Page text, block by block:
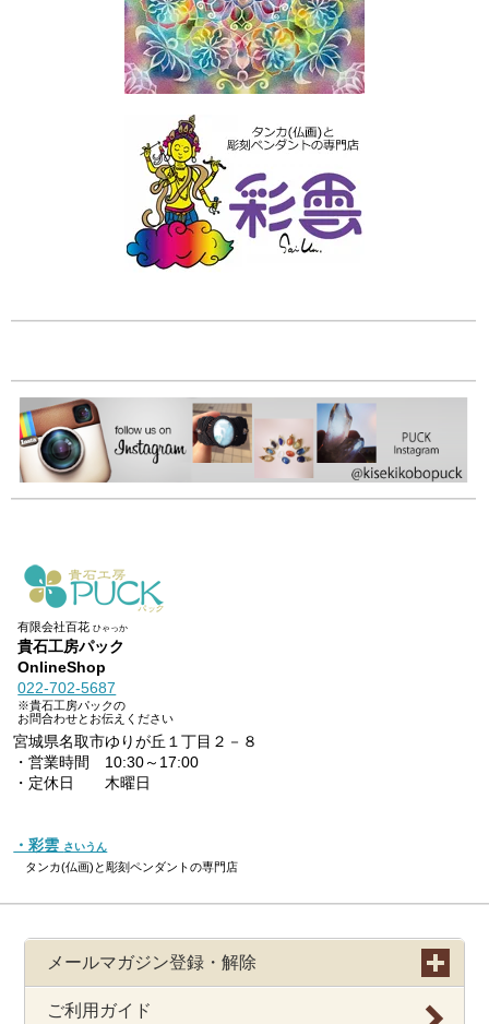
有限会社百花ひゃっか
貴石工房パック
OnlineShop
022-702-5687
※貴石工房パックの
お問合わせとお伝えください
宮城県名取市ゆりが丘１丁目２－８
・営業時間 10:30～17:00
・定休日 木曜日
・彩雲 さいうん
タンカ(仏画)と彫刻ペンダントの専門店
メールマガジン登録・解除
ご利用ガイド